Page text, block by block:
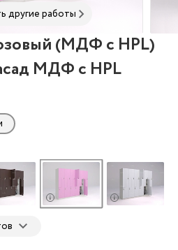
(МДФ с HPL)
другие работы
(МДФ с HPL)
МДФ с HPL